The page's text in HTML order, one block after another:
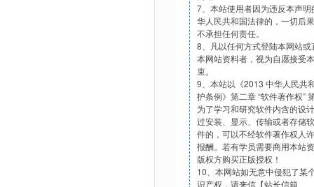
7、本站使用者因为违反本声
华人民共和国法律的，一切后
不承担任何责任。
8、凡以任何方式登陆本网站
本网站资料者，视为自愿接受
束。
9、本站以《2013 中华人民共
护条例》第二章 “软件著作权”
为了学习和研究软件内含的设
过安装、显示、传输或者存储
件的，可以不经软件著作权人
报酬。若有学员需要商用本站
版权方购买正版授权！
10、本网站如无意中侵犯了某
识产权，请来信【站长信箱